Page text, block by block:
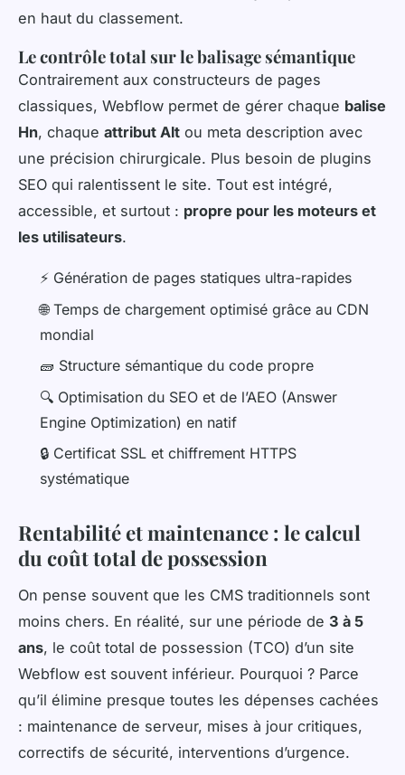
en haut du classement.
Le contrôle total sur le balisage sémantique
Contrairement aux constructeurs de pages
classiques, Webflow permet de gérer chaque balise
Hn, chaque attribut Alt ou meta description avec
une précision chirurgicale. Plus besoin de plugins
SEO qui ralentissent le site. Tout est intégré,
accessible, et surtout : propre pour les moteurs et
les utilisateurs.
⚡ Génération de pages statiques ultra-rapides
🌐 Temps de chargement optimisé grâce au CDN
mondial
🧱 Structure sémantique du code propre
🔍 Optimisation du SEO et de l’AEO (Answer
Engine Optimization) en natif
🔒 Certificat SSL et chiffrement HTTPS
systématique
Rentabilité et maintenance : le calcul
du coût total de possession
On pense souvent que les CMS traditionnels sont
moins chers. En réalité, sur une période de 3 à 5
ans, le coût total de possession (TCO) d’un site
Webflow est souvent inférieur. Pourquoi ? Parce
qu’il élimine presque toutes les dépenses cachées
: maintenance de serveur, mises à jour critiques,
correctifs de sécurité, interventions d’urgence.